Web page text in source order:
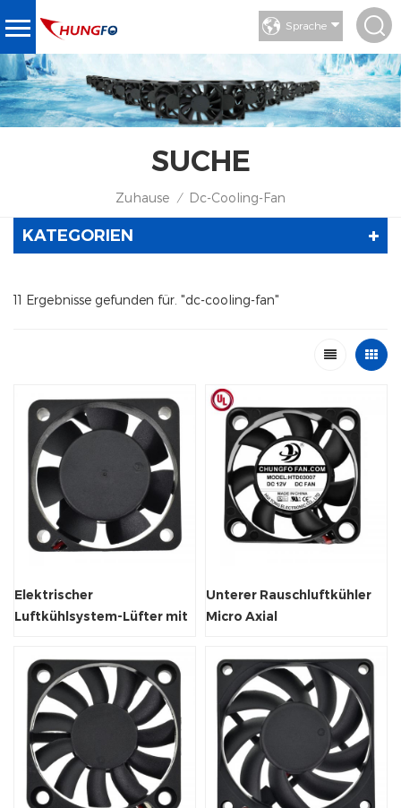
Sprache
SUCHE
Zuhause / Dc-Cooling-Fan
KATEGORIEN
11 Ergebnisse gefunden für. "dc-cooling-fan"
Elektrischer
Luftkühlsystem-Lüfter mit
Unterer Rauschluftkühler
Micro Axial